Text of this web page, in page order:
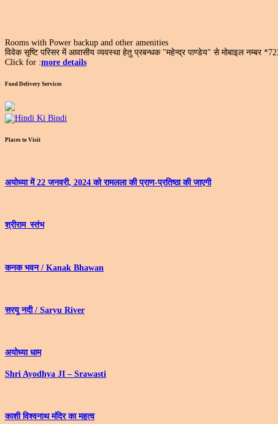
Rooms with Power backup and other amenities
विवेक सृष्टि परिसर में आवासीय व्यवस्था हेतु प्रबन्धक "महेन्द्र पाण्डेय" से मोबाइल नम्बर
Click for :more details
Food Delivery Services
Places to Visit
अयोध्‍या में 22 जनवरी, 2024 को रामलला की प्राण-प्रतिष्‍ठा की जाएगी
श्रीराम_स्तंभ
कनक भवन / Kanak Bhawan
सरयू नदी / Saryu River
अयोध्या धाम
Shri Ayodhya JI – Srawasti
काशी विश्वनाथ मंदिर का महत्व